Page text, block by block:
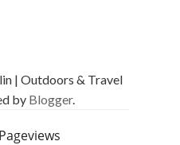
| Outdoors & Travel
by Blogger.